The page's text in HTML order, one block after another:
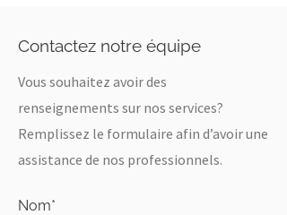
Contactez notre équipe
Vous souhaitez avoir des
renseignements sur nos services?
Remplissez le formulaire afin d’avoir une
assistance de nos professionnels.
Nom*